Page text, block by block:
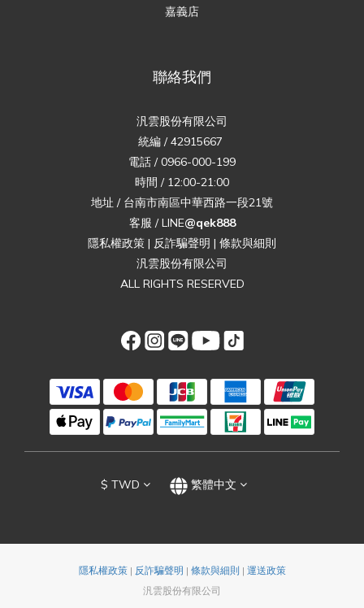
嘉義店
聯絡我們
汎雲股份有限公司
統編 / 42915667
電話 / 0966-000-199
時間 / 12:00-21:00
地址 / 台南市南區中華西路一段21號
客服 / LINE@qek888
隱私權政策 | 反詐騙聲明 | 條款與細則
汎雲股份有限公司
ALL RIGHTS RESERVED
$ TWD 繁體中文
隱私權政策| 反詐騙聲明 | 條款與細則 | 運送政策
汎雲股份有限公司